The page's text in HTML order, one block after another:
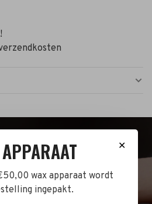
DE WINKEL!
hebben wij ook een fysieke
Het adres is: Antoni van
✕
wax apparaat wordt
ingepakt.